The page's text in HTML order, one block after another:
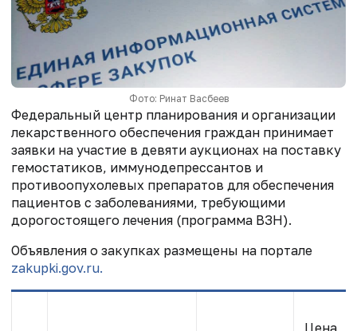
Фото: Ринат Васбеев
Федеральный центр планирования и организации
лекарственного обеспечения граждан принимает
заявки на участие в девяти аукционах на поставку
гемостатиков, иммунодепрессантов и
противоопухолевых препаратов для обеспечения
пациентов с заболеваниями, требующими
дорогостоящего лечения (программа ВЗН).
Объявления о закупках размещены на портале
zakupki.gov.ru.
Цена